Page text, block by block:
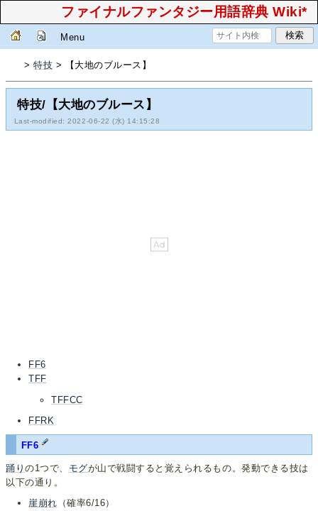
ファイナルファンタジー用語辞典 Wiki*
Menu
>特技 > 【大地のブルース】
特技/【大地のブルース】
Last-modified: 2022-06-22 (水) 14:15:28
FF6
TFF
TFFCC
FFRK
FF6
踊りの1つで、 モグが山で戦闘すると覚えられるもの。発動できる技は
以下の通り。
崖崩れ （確率6/16）